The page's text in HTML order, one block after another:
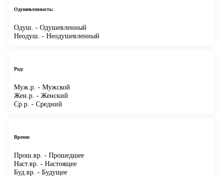
Одушевленность:
Одуш. - Одушевленный
Неодуш. - Неодушевленный
Род:
Муж.р. - Мужской
Жен.р. - Женский
Ср.р. - Средний
Время:
Прош.вр. - Прошедшее
Наст.вр. - Настоящее
Буд.вр. - Будущее